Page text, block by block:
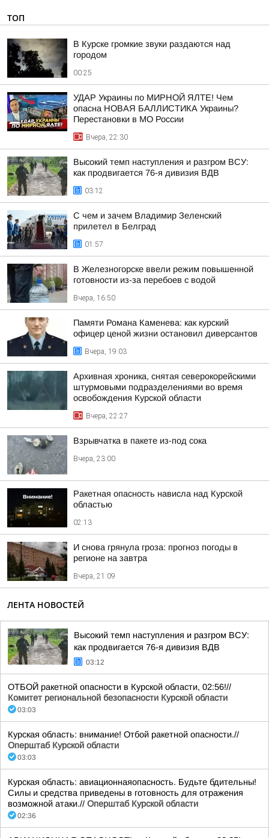
ТОП
В Курске громкие звуки раздаются над
городом
00:25
УДАР Украины по МИРНОЙ ЯЛТЕ! Чем
опасна НОВАЯ БАЛЛИСТИКА Украины?
Перестановки в МО России
Вчера, 22:30
Высокий темп наступления и разгром ВСУ:
как продвигается 76-я дивизия ВДВ
03:12
С чем и зачем Владимир Зеленский
прилетел в Белград
01:57
В Железногорске ввели режим повышенной
готовности из-за перебоев с водой
Вчера, 16:50
Памяти Романа Каменева: как курский
офицер ценой жизни остановил диверсантов
Вчера, 19:03
Архивная хроника, снятая северокорейскими
штурмовыми подразделениями во время
освобождения Курской области
Вчера, 22:27
Взрывчатка в пакете из-под сока
Вчера, 23:00
Ракетная опасность нависла над Курской
областью
02:13
И снова грянула гроза: прогноз погоды в
регионе на завтра
Вчера, 21:09
ЛЕНТА НОВОСТЕЙ
Высокий темп наступления и разгром ВСУ:
как продвигается 76-я дивизия ВДВ
03:12
ОТБОЙ ракетной опасности в Курской области, 02:56!//
Комитет региональной безопасности Курской области
03:03
Курская область: внимание! Отбой ракетной опасности.//
Оперштаб Курской области
03:03
Курская область: авиационнаяопасность. Будьте бдительны!
Силы и средства приведены в готовность для отражения
возможной атаки.// Оперштаб Курской области
02:36